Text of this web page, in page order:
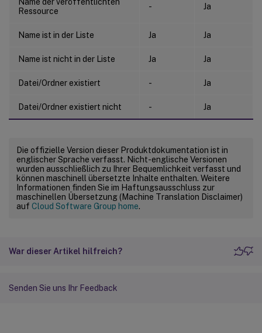
Ressource
- Ja
Name ist in der Liste Ja Ja
Name ist nicht in der Liste Ja Ja
Datei/Ordner existiert - Ja
Datei/Ordner existiert nicht - Ja
Die offizielle Version dieser Produktdokumentation ist in
englischer Sprache verfasst. Nicht-englische Versionen
wurden ausschließlich zu Ihrer Bequemlichkeit verfasst und
können maschinell übersetzte Inhalte enthalten. Weitere
Informationen finden Sie im Haftungsausschluss zur
maschinellen Übersetzung (Machine Translation Disclaimer)
auf Cloud Software Group home.
War dieser Artikel hilfreich?
Senden Sie uns Ihr Feedback